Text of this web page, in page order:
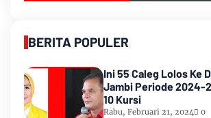
BERITA POPULER
Ini 55 Caleg Lolos Ke
Jambi Periode 2024-
10 Kursi
Rabu, Februari 21, 2024 0